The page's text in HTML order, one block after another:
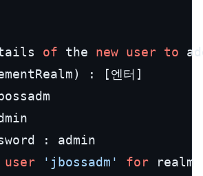
of the new user to
: [엔터]
: admin
user 'jbossadm' for realm